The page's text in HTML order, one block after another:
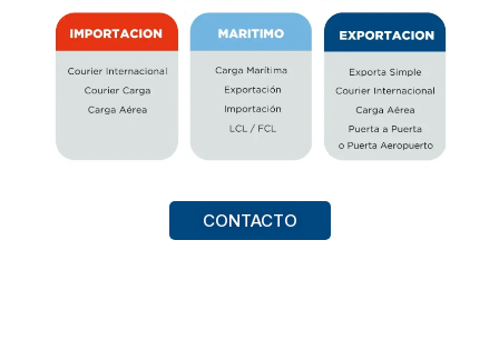
CONTACTO